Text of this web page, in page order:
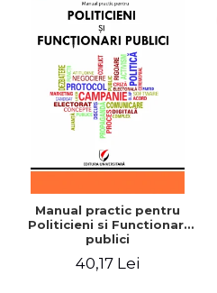
Manual practic pentru
Politicieni si Functionari
publici
40,17 Lei